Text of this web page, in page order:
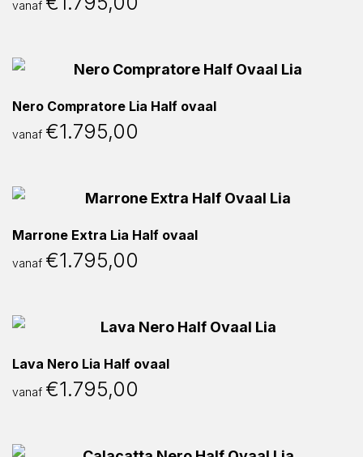
vanaf
Nero Compratore Lia Half ovaal
vanaf €1.795,00
Marrone Extra Lia Half ovaal
vanaf €1.795,00
Lava Nero Lia Half ovaal
vanaf €1.795,00